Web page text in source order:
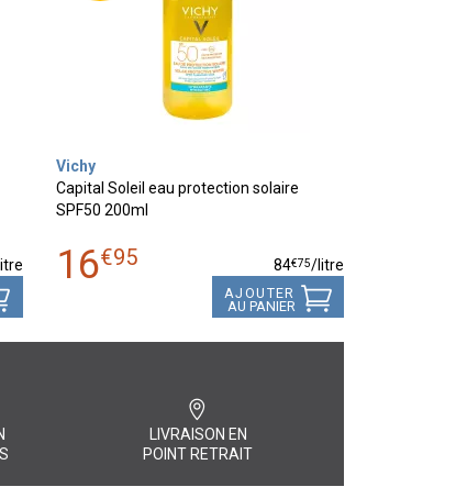
Vichy
Capital Soleil eau protection solaire
SPF50 200ml
16€95 84€75/litre
AJOUTER
AU PANIER
LIVRAISON EN
POINT RETRAIT